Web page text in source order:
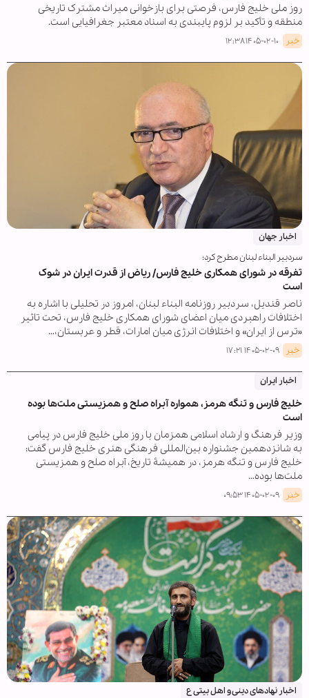
روز ملی خلیج فارس، فرصتی برای بازخوانی میراث مشترک تاریخی
منطقه و تأکید بر لزوم پایبندی به اسناد معتبر جغرافیایی است.
خبر ۱۴۰۵-۰۲-۱۰ ۱۲:۳۸
اخبار جهان
سردبیر البناء لبنان مطرح کرد:
تفرقه در شورای همکاری خلیج فارس/ ریاض از قدرت ایران در شوک
است
ناصر قندیل، سردبیر روزنامه البناء لبنان، امروز در تحلیلی با اشاره به
اختلافات راهبردی میان اعضای شورای همکاری خلیج فارس، تحت تاثیر
«ترس از ایران» و اختلافات انرژی میان امارات، قطر و عربستان،…
خبر ۱۴۰۵-۰۲-۰۹ ۱۷:۲۱
اخبار ایران
خلیج فارس و تنگه هرمز، همواره آبراه صلح و همزیستی ملت‌ها بوده
است
وزیر فرهنگ و ارشاد اسلامی همزمان با روز ملی خلیج فارس در پیامی
به شانزدهمین جشنواره بین‌المللی فرهنگی هنری خلیج فارس گفت:
خلیج فارس و تنگه هرمز، در همیشۀ تاریخ، آبراه صلح و همزیستی
ملت‌ها بوده…
خبر ۱۴۰۵-۰۲-۰۹ ۰۹:۵۳
اخبار نهادهای دینی و اهل بیتی ع